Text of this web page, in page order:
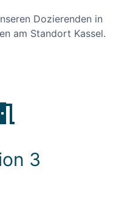
Dozierenden in
am Standort Kassel.
3